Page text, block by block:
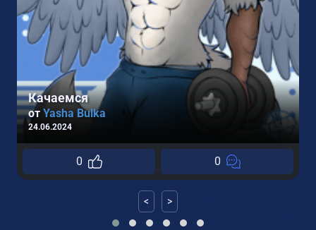
Качаемся
от Yasha Bulka
24.06.2024
0 0
< >